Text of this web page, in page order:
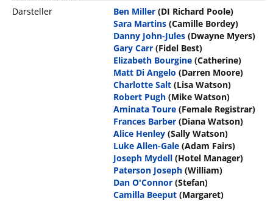
Darsteller
Ben Miller (DI Richard Poole)
Sara Martins (Camille Bordey)
Danny John-Jules (Dwayne Myers)
Gary Carr (Fidel Best)
Elizabeth Bourgine (Catherine)
Matt Di Angelo (Darren Moore)
Charlotte Salt (Lisa Watson)
Robert Pugh (Mike Watson)
Aminata Toure (Female Registrar)
Frances Barber (Diana Watson)
Alice Henley (Sally Watson)
Luke Allen-Gale (Adam Fairs)
Joseph Mydell (Hotel Manager)
Paterson Joseph (William)
Dan O'Connor (Stefan)
Camilla Beeput (Margaret)